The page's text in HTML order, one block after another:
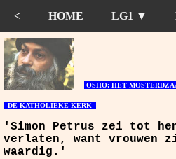
< HOME LG1 ▼
OSHO: HET
DE KATHOLIEKE KERK
'Simon Petrus zei tot
verlaten, want vrouwen
waardig.'